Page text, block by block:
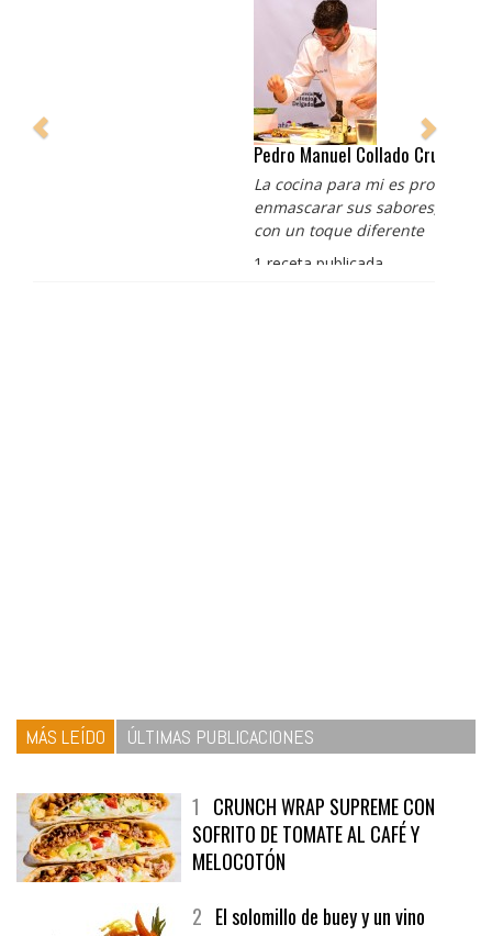
La cocina para mi es producto bien tratado sin
enmascarar sus sabores, cocina de verdad de antaño
1CRUNCH WRAP SUPREME CON
SOFRITO DE TOMATE AL CAFÉ Y
MELOCOTÓN